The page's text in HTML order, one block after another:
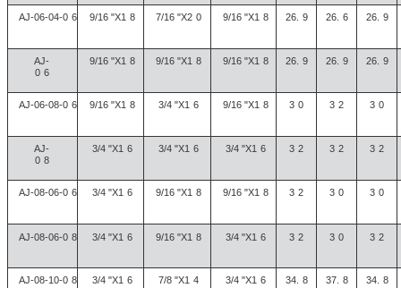
AJ-06-04-0 6 9/16 "X1 8 7/16 "X2 0 9/16 "X1 8 26. 9 26. 6 26. 9
AJ-
0 6
9/16 "X1 8 9/16 "X1 8 9/16 "X1 8 26. 9 26. 9 26. 9
AJ-06-08-0 6 9/16 "X1 8 3/4 "X1 6 9/16 "X1 8 3 0 3 2 3 0
AJ-
0 8
3/4 "X1 6 3/4 "X1 6 3/4 "X1 6 3 2 3 2 3 2
AJ-08-06-0 6 3/4 "X1 6 9/16 "X1 8 9/16 "X1 8 3 2 3 0 3 0
AJ-08-06-0 8 3/4 "X1 6 9/16 "X1 8 3/4 "X1 6 3 2 3 0 3 2
AJ-08-10-0 8 3/4 "X1 6 7/8 "X1 4 3/4 "X1 6 34. 8 37. 8 34. 8